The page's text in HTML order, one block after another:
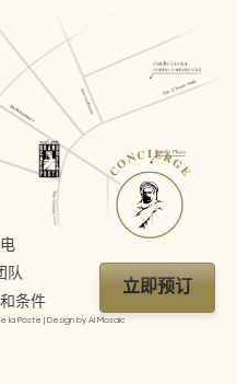
队
条件
la Poste | Design by AI Mosaic
立即预订
CONCIERGE